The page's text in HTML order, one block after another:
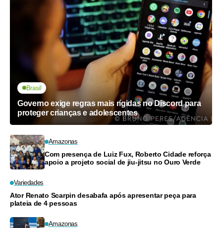
Brasil
Governo exige regras mais rígidas no Discord para
proteger crianças e adolescentes
Amazonas
Com presença de Luiz Fux, Roberto Cidade reforça
apoio a projeto social de jiu-jitsu no Ouro Verde
Variedades
Ator Renato Scarpin desabafa após apresentar peça para
plateia de 4 pessoas
Amazonas